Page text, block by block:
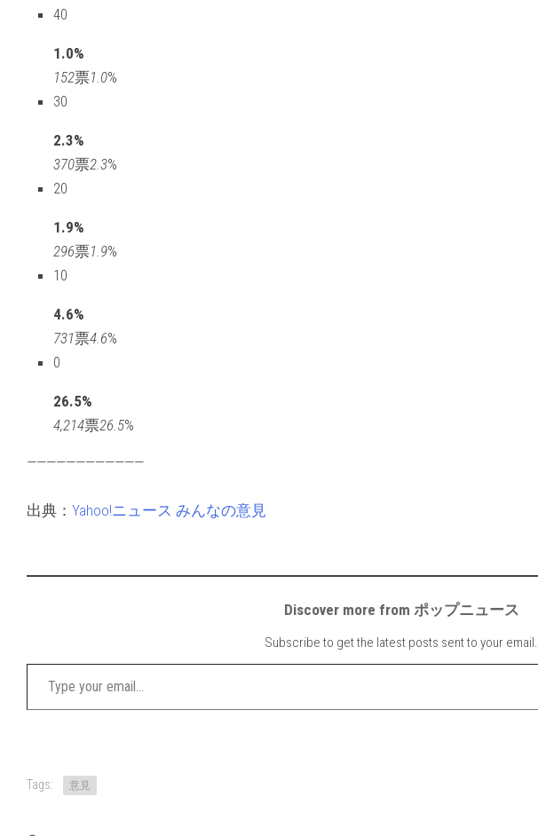
40
1.0%
152票1.0%
30
2.3%
370票2.3%
20
1.9%
296票1.9%
10
4.6%
731票4.6%
0
26.5%
4,214票26.5%
————————————
出典： Yahoo!ニュース みんなの意見
Discover more from ポップニュース
Subscribe to get the latest posts sent to your email.
Type your email…
Tags: 意見